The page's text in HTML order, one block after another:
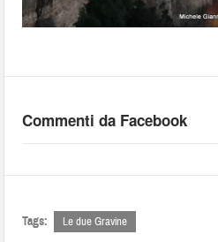
Commenti da Facebook
Tags: Le due Gravine